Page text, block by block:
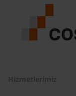
Hizmetlerimiz